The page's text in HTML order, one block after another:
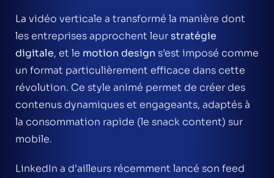
La vidéo verticale a transformé la manière dont
les entreprises approchent leur stratégie
digitale, et le motion design s’est imposé comme
un format particulièrement efficace dans cette
révolution. Ce style animé permet de créer des
contenus dynamiques et engageants, adaptés à
la consommation rapide (le snack content) sur
mobile.
LinkedIn a d’ailleurs récemment lancé son feed